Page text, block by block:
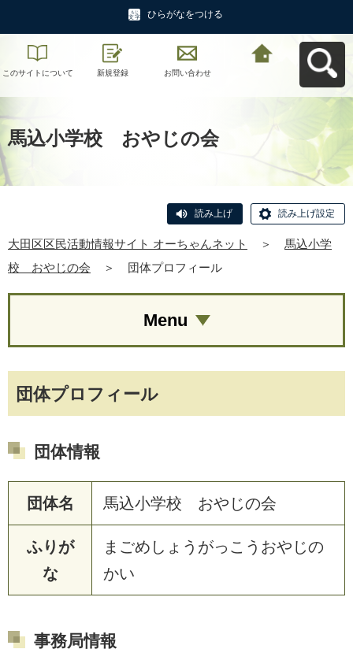
ひらがなをつける
このサイトについて 新規登録 お問い合わせ
馬込小学校 おやじの会
読み上げ 読み上げ設定
大田区区民活動情報サイト オーちゃんネット ＞
馬込小学
校 おやじの会
＞ 団体プロフィール
団体プロフィール
団体情報
団体名 馬込小学校 おやじの会
ふりが
な
まごめしょうがっこうおやじの
かい
事務局情報
Menu